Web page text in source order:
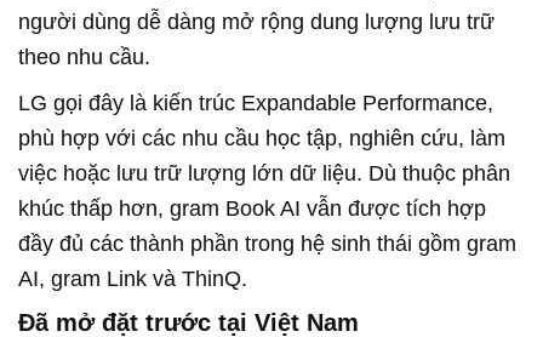
người dùng dễ dàng mở rộng dung lượng lưu trữ
theo nhu cầu.
LG gọi đây là kiến trúc Expandable Performance,
phù hợp với các nhu cầu học tập, nghiên cứu, làm
việc hoặc lưu trữ lượng lớn dữ liệu. Dù thuộc phân
khúc thấp hơn, gram Book AI vẫn được tích hợp
đầy đủ các thành phần trong hệ sinh thái gồm gram
AI, gram Link và ThinQ.
Đã mở đặt trước tại Việt Nam